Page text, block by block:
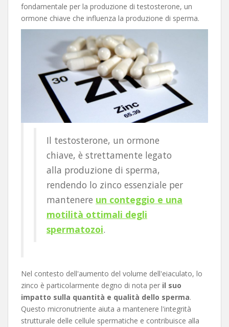
fondamentale per la produzione di testosterone, un
ormone chiave che influenza la produzione di sperma.
Il testosterone, un ormone
chiave, è strettamente legato
alla produzione di sperma,
rendendo lo zinco essenziale per
mantenere un conteggio e una
motilità ottimali degli
spermatozoi.
Nel contesto dell'aumento del volume dell'eiaculato, lo
zinco è particolarmente degno di nota per il suo
impatto sulla quantità e qualità dello sperma.
Questo micronutriente aiuta a mantenere l'integrità
strutturale delle cellule spermatiche e contribuisce alla